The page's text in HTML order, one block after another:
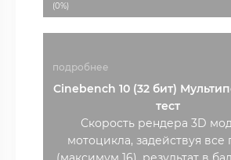
(0%)
подробнее
Cinebench 10 (32 бит)
тест
Скорость рендера 3D
мотоцикла, задействуя все